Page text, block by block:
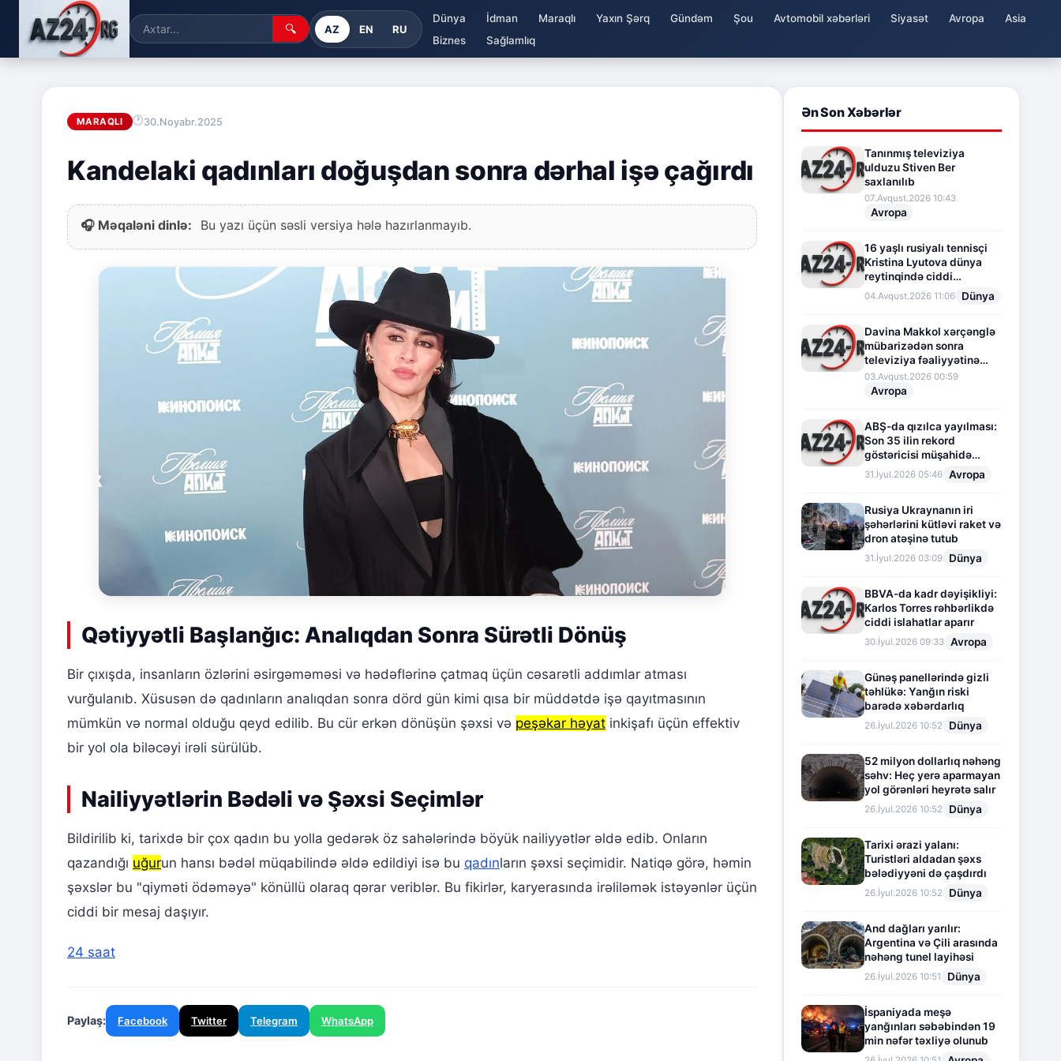
🔍 AZ EN RU
Dünya İdman Maraqlı Yaxın Şərq Gündəm Şou Avtomobil xəbərləri Siyasət Avropa
Asia
Biznes
Sağlamlıq
MARAQLI 30.Noyabr.2025
Kandelaki qadınları doğuşdan sonra dərhal işə çağırdı
🎧 Məqaləni dinlə: Bu yazı üçün səsli versiya hələ hazırlanmayıb.
Qətiyyətli Başlanğıc: Analıqdan Sonra Sürətli Dönüş
Bir çıxışda, insanların özlərini əsirgəməməsi və hədəflərinə çatmaq üçün cəsarətli addımlar atması
vurğulanıb. Xüsusən də qadınların analıqdan sonra dörd gün kimi qısa bir müddətdə işə qayıtmasının
mümkün və normal olduğu qeyd edilib. Bu cür erkən dönüşün şəxsi və peşəkar həyat inkişafı üçün effektiv
bir yol ola biləcəyi irəli sürülüb.
Nailiyyətlərin Bədəli və Şəxsi Seçimlər
Bildirilib ki, tarixdə bir çox qadın bu yolla gedərək öz sahələrində böyük nailiyyətlər əldə edib. Onların
qazandığı uğurun hansı bədəl müqabilində əldə edildiyi isə bu qadınların şəxsi seçimidir. Natiqə görə, həmin
şəxslər bu "qiyməti ödəməyə" könüllü olaraq qərar veriblər. Bu fikirlər, karyerasında irəliləmək istəyənlər üçün
ciddi bir mesaj daşıyır.
24 saat
Paylaş: Facebook Twitter Telegram WhatsApp
Ən Son Xəbərlər
Tanınmış televiziya
ulduzu Stiven Ber
saxlanılıb
07.Avqust.2026 10:43
Avropa
16 yaşlı rusiyalı tennisçi
Kristina Lyutova dünya
reytinqində ciddi
irəliləyişə imza atdı
04.Avqust.2026 11:06 Dünya
Davina Makkol xərçənglə
mübarizədən sonra
televiziya fəaliyyətinə
fasilə verir
03.Avqust.2026 00:59
Avropa
ABŞ-da qızılca yayılması:
Son 35 ilin rekord
göstəricisi müşahidə
olunur
31.İyul.2026 05:46 Avropa
Rusiya Ukraynanın iri
şəhərlərini kütləvi raket və
dron atəşinə tutub
31.İyul.2026 03:09 Dünya
BBVA-da kadr dəyişikliyi:
Karlos Torres rəhbərlikdə
ciddi islahatlar aparır
30.İyul.2026 09:33 Avropa
Günəş panellərində gizli
təhlükə: Yanğın riski
barədə xəbərdarlıq
26.İyul.2026 10:52 Dünya
52 milyon dollarlıq nəhəng
səhv: Heç yerə aparmayan
yol görənləri heyrətə salır
26.İyul.2026 10:52 Dünya
Tarixi ərazi yalanı:
Turistləri aldadan şəxs
bələdiyyəni də çaşdırdı
26.İyul.2026 10:52 Dünya
And dağları yarılır:
Argentina və Çili arasında
nəhəng tunel layihəsi
26.İyul.2026 10:51 Dünya
İspaniyada meşə
yanğınları səbəbindən 19
min nəfər təxliyə olunub